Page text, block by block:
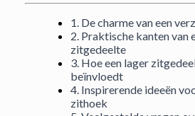
1. De charme van een
2. Praktische kanten van
zitgedeelte
3. Hoe een lager
beïnvloedt
4. Inspirerende ideeën
zithoek